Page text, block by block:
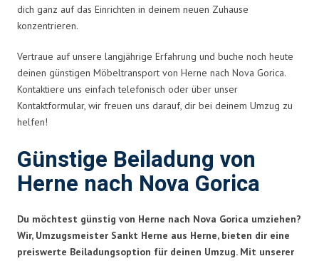
dich ganz auf das Einrichten in deinem neuen Zuhause
konzentrieren.
Vertraue auf unsere langjährige Erfahrung und buche noch heute
deinen günstigen Möbeltransport von Herne nach Nova Gorica.
Kontaktiere uns einfach telefonisch oder über unser
Kontaktformular, wir freuen uns darauf, dir bei deinem Umzug zu
helfen!
Günstige Beiladung von
Herne nach Nova Gorica
Du möchtest günstig von Herne nach Nova Gorica umziehen?
Wir, Umzugsmeister Sankt Herne aus Herne, bieten dir eine
preiswerte Beiladungsoption für deinen Umzug. Mit unserer